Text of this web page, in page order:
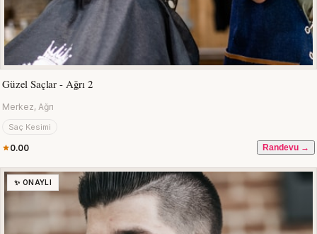
Güzel Saçlar - Ağrı 2
Merkez, Ağrı
Saç Kesimi
0.00 Randevu →
✨ ONAYLI